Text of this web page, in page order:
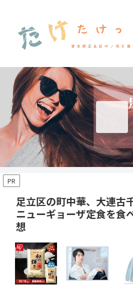
PR
足立区の町中華、大連古
ニューギョーザ定食を食
想